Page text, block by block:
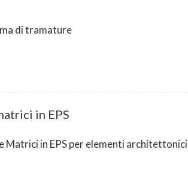
di tramature
in EPS
Matrici in EPS per elementi architettonici